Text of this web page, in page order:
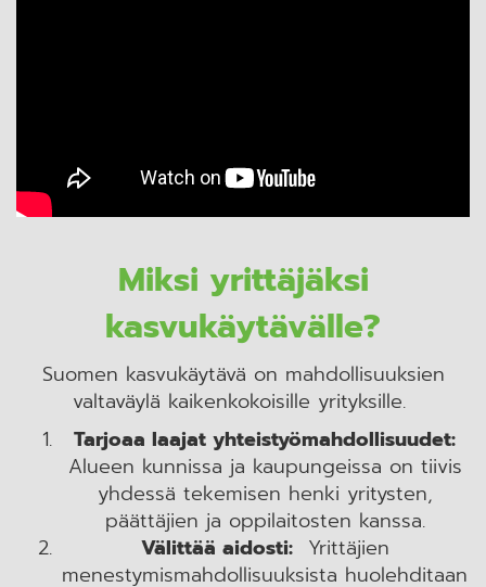
Miksi yrittäjäksi
kasvukäytävälle?
Suomen kasvukäytävä on mahdollisuuksien
valtaväylä kaikenkokoisille yrityksille.
Tarjoaa laajat yhteistyömahdollisuudet:
Alueen kunnissa ja kaupungeissa on tiivis
yhdessä tekemisen henki yritysten,
päättäjien ja oppilaitosten kanssa.
Välittää aidosti:Yrittäjien
menestymismahdollisuuksista huolehditaan